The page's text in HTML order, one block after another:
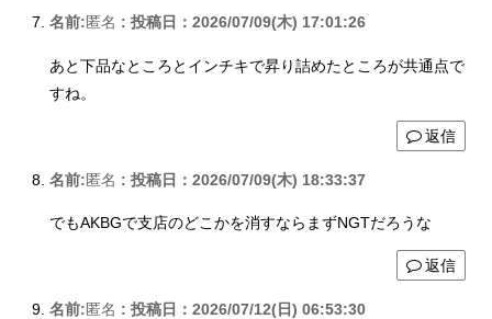
名前:匿名 : 投稿日：2026/07/09(木) 17:01:26
あと下品なところとインチキで昇り詰めたところが共通点で
すね。
返信
名前:匿名 : 投稿日：2026/07/09(木) 18:33:37
でもAKBGで支店のどこかを消すならまずNGTだろうな
返信
名前:匿名 : 投稿日：2026/07/12(日) 06:53:30